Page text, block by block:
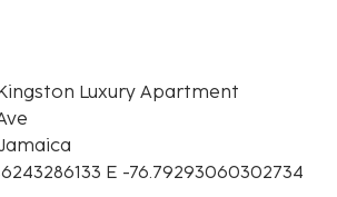
Luxury Apartment
E -76.79293060302734